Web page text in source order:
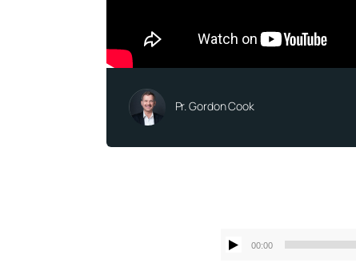
Pr. Gordon Cook
00:00